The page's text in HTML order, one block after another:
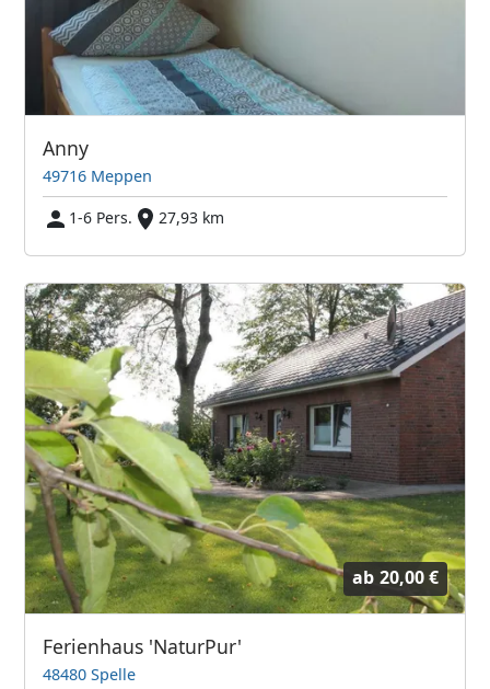
Anny
49716 Meppen
1-6 Pers.
27,93 km
ab 20,00 €
Ferienhaus 'NaturPur'
48480 Spelle